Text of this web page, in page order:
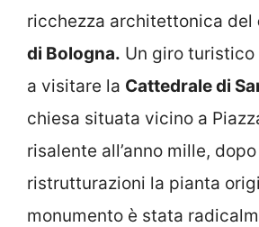
ricchezza architettonica del
di Bologna. Un giro
a visitare la Cattedrale di
chiesa situata vicino a
risalente all’anno mille,
ristrutturazioni la pianta
monumento è stata